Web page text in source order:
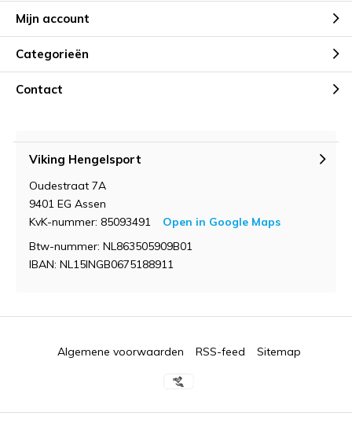
Mijn account
Categorieën
Contact
Viking Hengelsport
Oudestraat 7A
9401 EG Assen
KvK-nummer: 85093491
Open in Google Maps
Btw-nummer: NL863505909B01
IBAN: NL15INGB0675188911
Algemene voorwaarden RSS-feed Sitemap